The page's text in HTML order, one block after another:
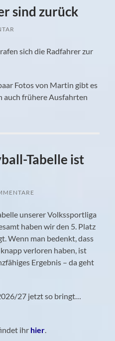
sind zurück
sich die Radfahrer zur
Fotos von Martin gibt es
auch frühere Ausfahrten
Tabelle ist
unserer Volkssportliga
haben wir den 5. Platz
Wenn man bedenkt, dass
verloren haben, ist
Ergebnis – da geht
27 jetzt so bringt…
ihr hier.